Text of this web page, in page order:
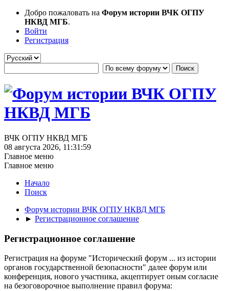
Добро пожаловать на Форум истории ВЧК ОГПУ
НКВД МГБ.
Войти
Регистрация
ВЧК ОГПУ НКВД МГБ
08 августа 2026, 11:31:59
Главное меню
Главное меню
Начало
Поиск
Форум истории ВЧК ОГПУ НКВД МГБ
► Регистрационное соглашение
Регистрационное соглашение
Регистрация на форуме "Исторический форум ... из истории
органов государственной безопасности" далее форум или
конференция, нового участника, акцептирует оным согласие
на безоговорочное выполнение правил форума: